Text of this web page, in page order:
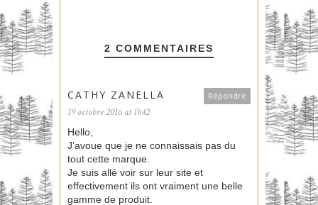
2 COMMENTAIRES
Répondre
CATHY ZANELLA
19 octobre 2016 at 1h42
Hello,
J’avoue que je ne connaissais pas du
tout cette marque.
Je suis allé voir sur leur site et
effectivement ils ont vraiment une belle
gamme de produit.